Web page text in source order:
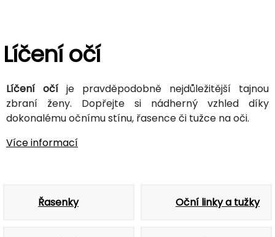
Líčení očí
Líčení očí je pravděpodobně nejdůležitější tajnou
zbraní ženy. Dopřejte si nádherný vzhled díky
dokonalému očnímu stínu, řasence či tužce na oči.
Více informací
Řasenky Oční linky a tužky